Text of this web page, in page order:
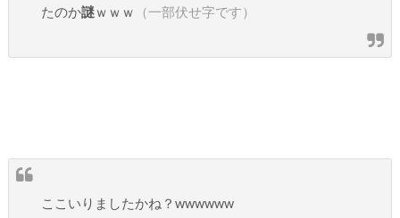
たのか謎ｗｗｗ （一部伏せ字です）
ここいりましたかね？wwwwww